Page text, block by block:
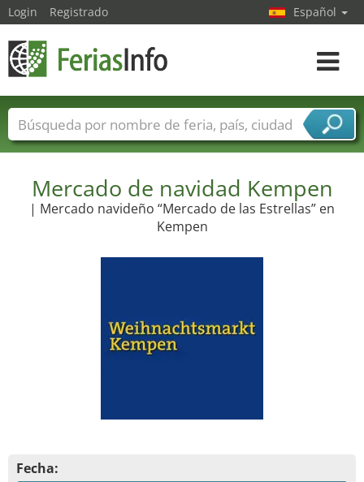
Mercado de navidad Kempen
| Mercado navideño “Mercado de las Estrellas” en
Kempen
Fecha:
Login Registrado Español
toggle
Nombres de ferias Países
Ciudades
Sectores de proveedor de servicios